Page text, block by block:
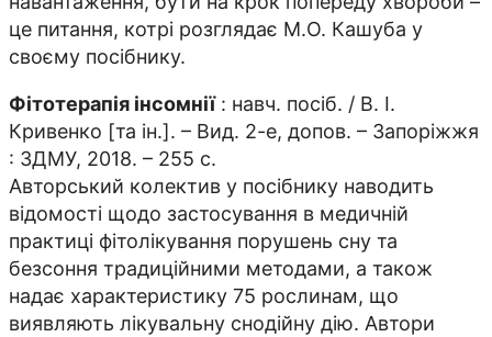
це питання, котрі розглядає М.О. Кашуба у
своєму посібнику.
Фітотерапія інсомнії: навч. посіб. / В. І.
Кривенко [та ін.]. – Вид. 2-е, допов. – Запоріжжя
: ЗДМУ, 2018. – 255 с.
Авторський колектив у посібнику наводить
відомості щодо застосування в медичній
практиці фітолікування порушень сну та
безсоння традиційними методами, а також
надає характеристику 75 рослинам, що
виявляють лікувальну снодійну дію. Автори